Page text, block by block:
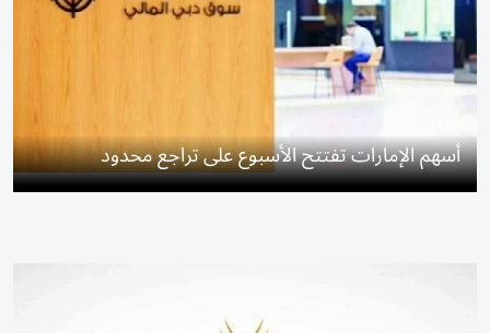
أسهم الإمارات تفتتح الأسبوع على تراجع محدود